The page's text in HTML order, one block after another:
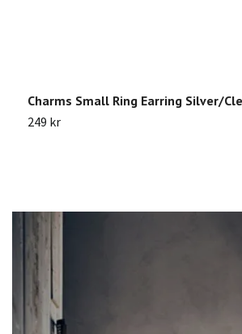
Charms Small Ring Earring Silver/
249 kr